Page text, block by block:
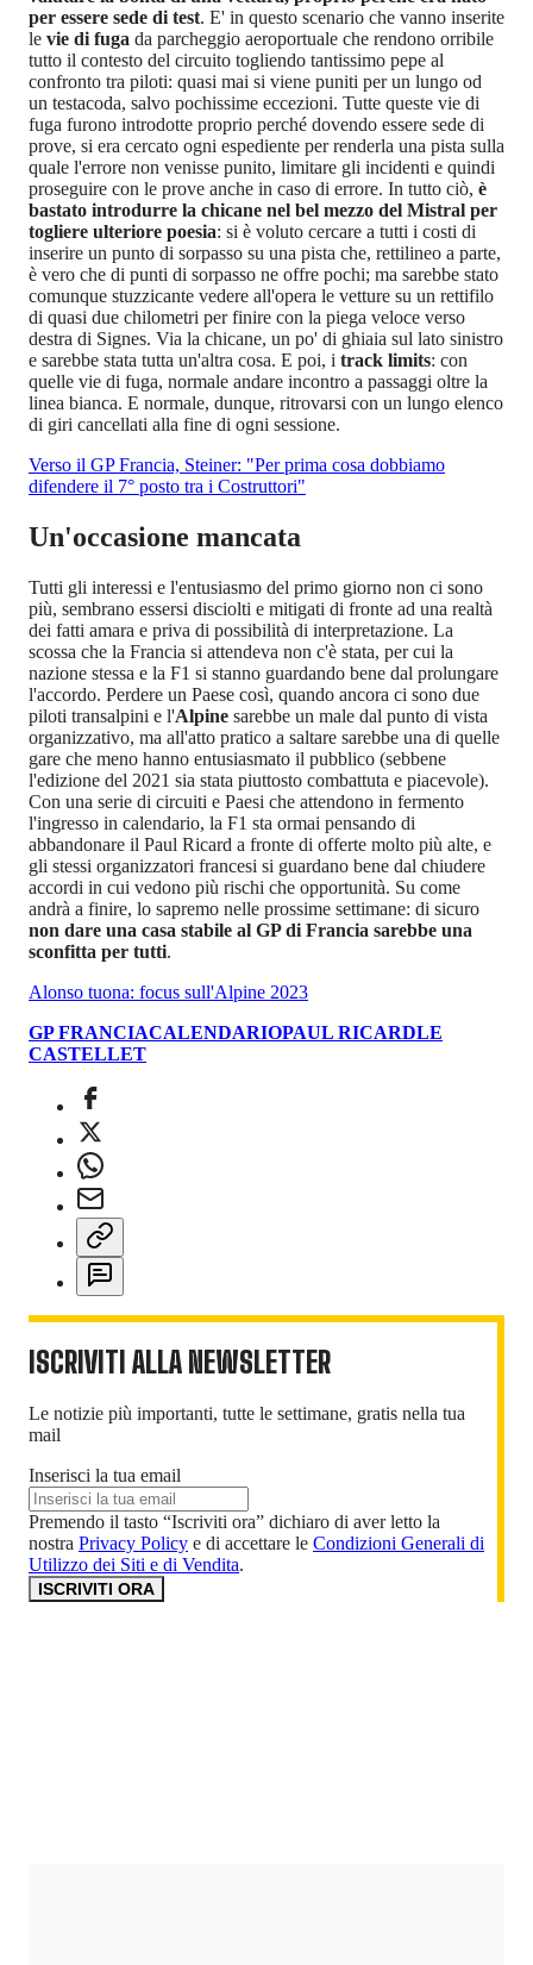
per essere sede di test. E' in questo scenario che vanno inserite
le vie di fuga da parcheggio aeroportuale che rendono orribile
tutto il contesto del circuito togliendo tantissimo pepe al
confronto tra piloti: quasi mai si viene puniti per un lungo od
un testacoda, salvo pochissime eccezioni. Tutte queste vie di
fuga furono introdotte proprio perché dovendo essere sede di
prove, si era cercato ogni espediente per renderla una pista sulla
quale l'errore non venisse punito, limitare gli incidenti e quindi
proseguire con le prove anche in caso di errore. In tutto ciò, è
bastato introdurre la chicane nel bel mezzo del Mistral per
togliere ulteriore poesia: si è voluto cercare a tutti i costi di
inserire un punto di sorpasso su una pista che, rettilineo a parte,
è vero che di punti di sorpasso ne offre pochi; ma sarebbe stato
comunque stuzzicante vedere all'opera le vetture su un rettifilo
di quasi due chilometri per finire con la piega veloce verso
destra di Signes. Via la chicane, un po' di ghiaia sul lato sinistro
e sarebbe stata tutta un'altra cosa. E poi, i track limits: con
quelle vie di fuga, normale andare incontro a passaggi oltre la
linea bianca. E normale, dunque, ritrovarsi con un lungo elenco
di giri cancellati alla fine di ogni sessione.
Verso il GP Francia, Steiner: "Per prima cosa dobbiamo
difendere il 7° posto tra i Costruttori"
Un'occasione mancata
Tutti gli interessi e l'entusiasmo del primo giorno non ci sono
più, sembrano essersi disciolti e mitigati di fronte ad una realtà
dei fatti amara e priva di possibilità di interpretazione. La
scossa che la Francia si attendeva non c'è stata, per cui la
nazione stessa e la F1 si stanno guardando bene dal prolungare
l'accordo. Perdere un Paese così, quando ancora ci sono due
piloti transalpini e l'Alpine sarebbe un male dal punto di vista
organizzativo, ma all'atto pratico a saltare sarebbe una di quelle
gare che meno hanno entusiasmato il pubblico (sebbene
l'edizione del 2021 sia stata piuttosto combattuta e piacevole).
Con una serie di circuiti e Paesi che attendono in fermento
l'ingresso in calendario, la F1 sta ormai pensando di
abbandonare il Paul Ricard a fronte di offerte molto più alte, e
gli stessi organizzatori francesi si guardano bene dal chiudere
accordi in cui vedono più rischi che opportunità. Su come
andrà a finire, lo sapremo nelle prossime settimane: di sicuro
non dare una casa stabile al GP di Francia sarebbe una
sconfitta per tutti.
Alonso tuona: focus sull'Alpine 2023
GP FRANCIACALENDARIOPAUL RICARDLE
CASTELLET
ISCRIVITI ALLA NEWSLETTER
Le notizie più importanti, tutte le settimane, gratis nella tua
mail
Inserisci la tua email
Premendo il tasto “Iscriviti ora” dichiaro di aver letto la
nostra Privacy Policy e di accettare le Condizioni Generali di
Utilizzo dei Siti e di Vendita.
ISCRIVITI ORA